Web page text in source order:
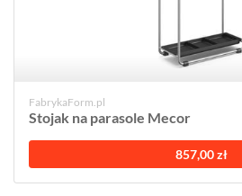
FabrykaForm.pl
Stojak na parasole Mecor
857,00 zł